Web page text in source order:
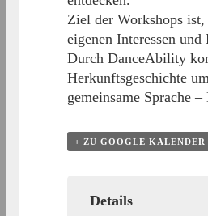
Ziel der Workshops
eigenen Interessen
Durch DanceAbility
Herkunftsgeschichte
gemeinsame Sprache
+ ZU GOOGLE
Details